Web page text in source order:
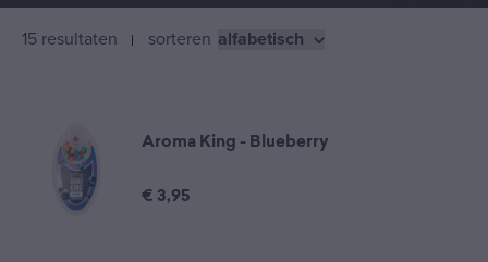
15 resultaten sorteren
Aroma King - Blueberry
€ 3,95